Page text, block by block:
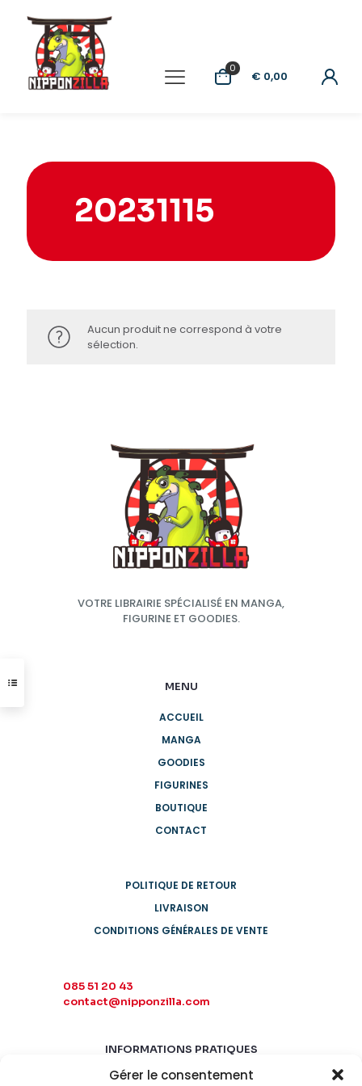
Gérer le consentement
0
€ 0,00
20231115
Aucun produit ne correspond à votre
sélection.
VOTRE LIBRAIRIE SPÉCIALISÉ EN MANGA,
FIGURINE ET GOODIES.
MENU
ACCUEIL
MANGA
GOODIES
FIGURINES
BOUTIQUE
CONTACT
POLITIQUE DE RETOUR
LIVRAISON
CONDITIONS GÉNÉRALES DE VENTE
085 51 20 43
contact@nipponzilla.com
INFORMATIONS PRATIQUES
MARDI-SAMEDI